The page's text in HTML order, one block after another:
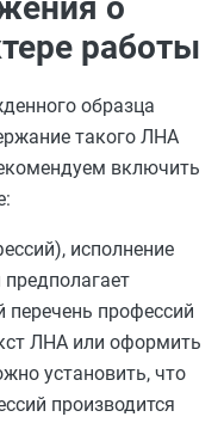
работы
образца
такого ЛНА
включить
исполнение
перечень профессий
ЛНА или оформить
установить, что
производится